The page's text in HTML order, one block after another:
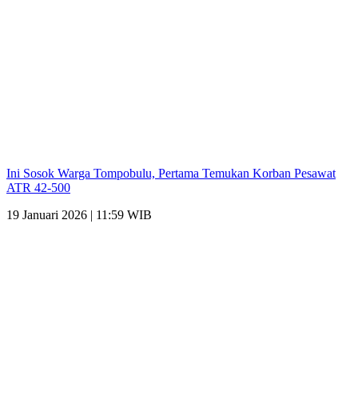
Ini Sosok Warga Tompobulu, Pertama Temukan Korban Pesawat
ATR 42-500
19 Januari 2026 | 11:59 WIB